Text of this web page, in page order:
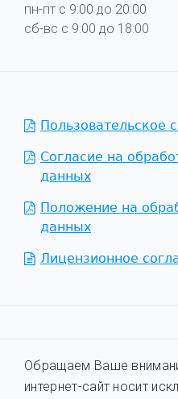
пн-пт с 9:00 до 20:00
сб-вс с 9:00 до 18:00
Пользовательское
Согласие на
данных
Положение на
данных
Лицензионное
Обращаем Ваше
интернет-сайт носит